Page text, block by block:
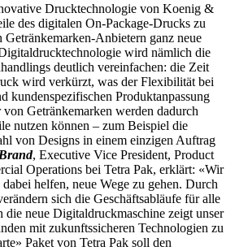
Drucktechnologie von Koenig &
des digitalen On-Package-Drucks zu
Getränkemarken-Anbietern ganz neue
wird nämlich die
deutlich vereinfachen: die Zeit
wird verkürzt, was der Flexibilität bei
kundenspezifischen Produktanpassung
Getränkemarken werden dadurch
nutzen können – zum Beispiel die
von Designs in einem einzigen Auftrag
, Executive Vice President, Product
Operations bei Tetra Pak, erklärt: «Wir
helfen, neue Wege zu gehen. Durch
sich die Geschäftsabläufe für alle
die neue Digitaldruckmaschine zeigt unser
mit zukunftssicheren Technologien zu
Paket von Tetra Pak soll den